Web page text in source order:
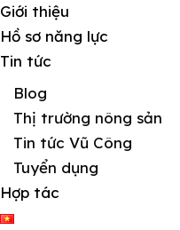
Giới thiệu
Hồ sơ năng lực
Tin tức
Blog
Thị trường nông sản
Tin tức Vũ Công
Tuyển dụng
Hợp tác